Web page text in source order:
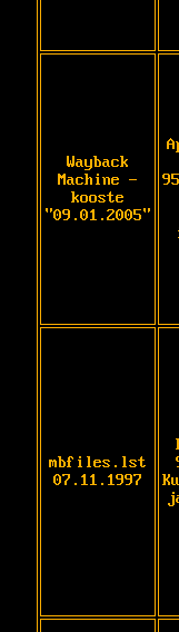
Wayback
Machine -
kooste
"09.01.2005"
mbfiles.lst
07.11.1997